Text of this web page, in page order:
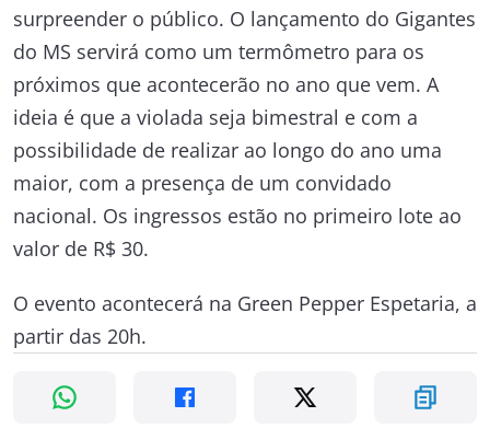
surpreender o público. O lançamento do Gigantes
do MS servirá como um termômetro para os
próximos que acontecerão no ano que vem. A
ideia é que a violada seja bimestral e com a
possibilidade de realizar ao longo do ano uma
maior, com a presença de um convidado
nacional. Os ingressos estão no primeiro lote ao
valor de R$ 30.
O evento acontecerá na Green Pepper Espetaria, a
partir das 20h.